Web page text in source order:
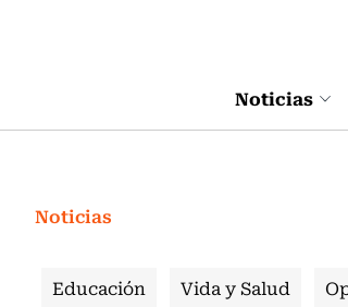
Noticias
Noticias
Educación Vida y Salud